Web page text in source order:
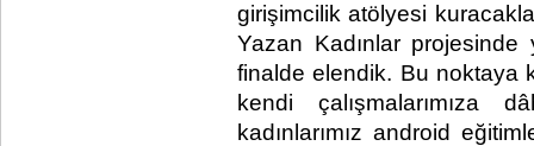
girişimcilik atölyesi
Yazan Kadınlar
finalde elendik. Bu noktaya
kendi çalışmalarımıza
kadınlarımız android